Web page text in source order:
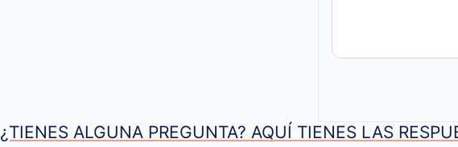
¿TIENES ALGUNA PREGUNTA? AQUÍ TIENES LAS